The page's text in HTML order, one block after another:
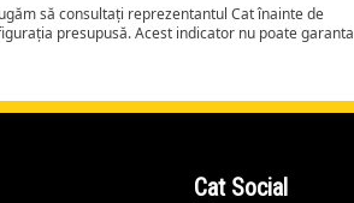
să consultați reprezentantul Cat înainte de
presupusă. Acest indicator nu poate garanta
Cat Social